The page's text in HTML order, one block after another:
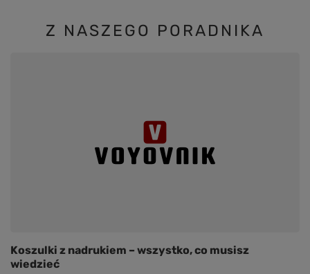
Z NASZEGO PORADNIKA
Koszulki z nadrukiem – wszystko, co musisz
wiedzieć